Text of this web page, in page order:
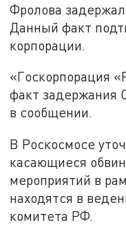
Фролова
Данный факт
корпорации.
«Госкорпорация
факт задержания
в сообщении.
В Роскосмосе
касающиеся
мероприятий в
находятся в
комитета РФ.